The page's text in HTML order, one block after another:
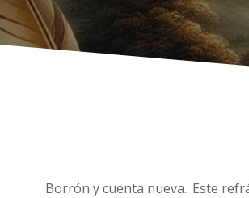
Borrón y cuenta nueva.: Este